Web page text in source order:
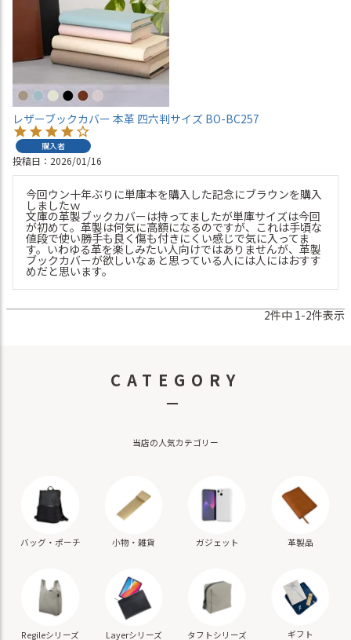
レザーブックカバー 本革 四六判サイズ BO-BC257
購入者
投稿日 2026/01/16
今回ウン十年ぶりに単庫本を購入した記念にブラウンを購入
しましたｗ
文庫の革製ブックカバーは持ってましたが単庫サイズは今回
が初めて。革製は何気に高額になるのですが、これは手頃な
値段で使い勝手も良く傷も付きにくい感じで気に入ってま
す。いわゆる革を楽しみたい人向けではありませんが、革製
ブックカバーが欲しいなぁと思っている人には人にはおすす
めだと思います。
2件中 1-2件表示
CATEGORY
－
当店の人気カテゴリー
バッグ・ポーチ 小物・雑貨 ガジェット 革製品
Regileシリーズ Layerシリーズ タフトシリーズ ギフト